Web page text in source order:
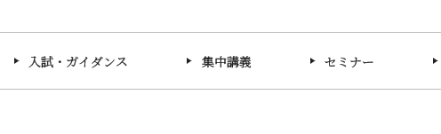
入試・ガイダンス 集中講義 セミナー